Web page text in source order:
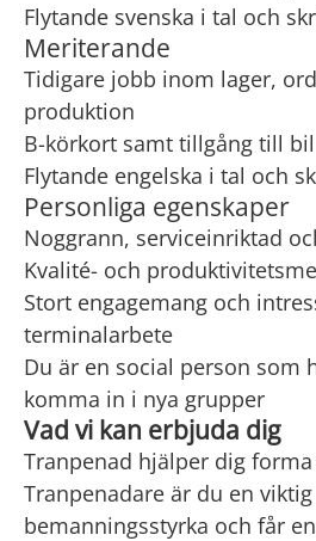
Flytande svenska i tal och
Meriterande
Tidigare jobb inom lager,
produktion
B-körkort samt tillgång till bil
Flytande engelska i tal och
Personliga egenskaper
Noggrann, serviceinriktad
Kvalité- och
Stort engagemang och
terminalarbete
Du är en social person som
komma in i nya grupper
Vad vi kan erbjuda dig
Tranpenad hjälper dig
Tranpenadare är du en
bemanningsstyrka och får